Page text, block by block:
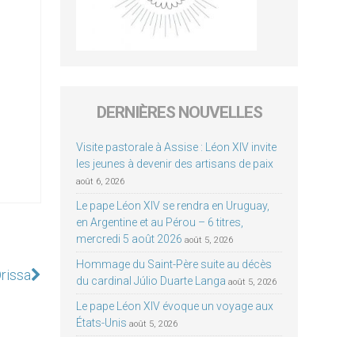
DERNIÈRES NOUVELLES
Visite pastorale à Assise : Léon XIV invite
les jeunes à devenir des artisans de paix
août 6, 2026
Le pape Léon XIV se rendra en Uruguay,
en Argentine et au Pérou – 6 titres,
mercredi 5 août 2026 août 5, 2026
Hommage du Saint-Père suite au décès
du cardinal Júlio Duarte Langa août 5, 2026
Le pape Léon XIV évoque un voyage aux
États-Unis août 5, 2026